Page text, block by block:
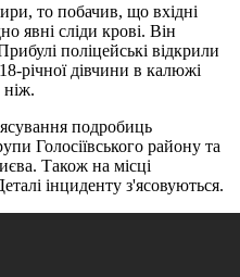
то побачив, що вхідні
явні сліди крові. Він
поліцейські відкрили
річної дівчини в калюжі
ніж.
подробиць
Голосіївського району та
Також на місці
інциденту з'ясовуються.